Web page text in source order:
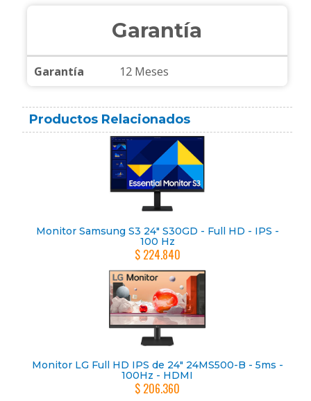
Garantía
Garantía 12 Meses
Productos Relacionados
Monitor Samsung S3 24" S30GD - Full HD - IPS -
100 Hz
$ 224.840
Monitor LG Full HD IPS de 24" 24MS500-B - 5ms -
100Hz - HDMI
$ 206.360